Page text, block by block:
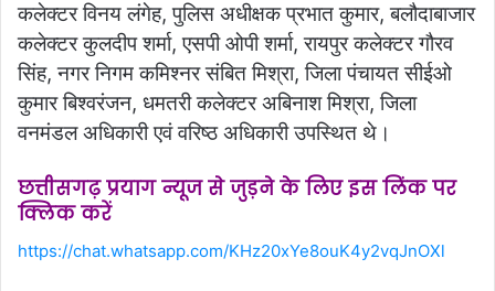
कलेक्टर विनय लंगेह, पुलिस अधीक्षक प्रभात कुमार, बलौदाबाजार
कलेक्टर कुलदीप शर्मा, एसपी ओपी शर्मा, रायपुर कलेक्टर गौरव
सिंह, नगर निगम कमिश्नर संबित मिश्रा, जिला पंचायत सीईओ
कुमार बिश्वरंजन, धमतरी कलेक्टर अबिनाश मिश्रा, जिला
वनमंडल अधिकारी एवं वरिष्ठ अधिकारी उपस्थित थे।
छत्तीसगढ़ प्रयाग न्यूज से जुड़ने के लिए इस लिंक पर
क्लिक करें
https://chat.whatsapp.com/KHz20xYe8ouK4y2vqJnOXl